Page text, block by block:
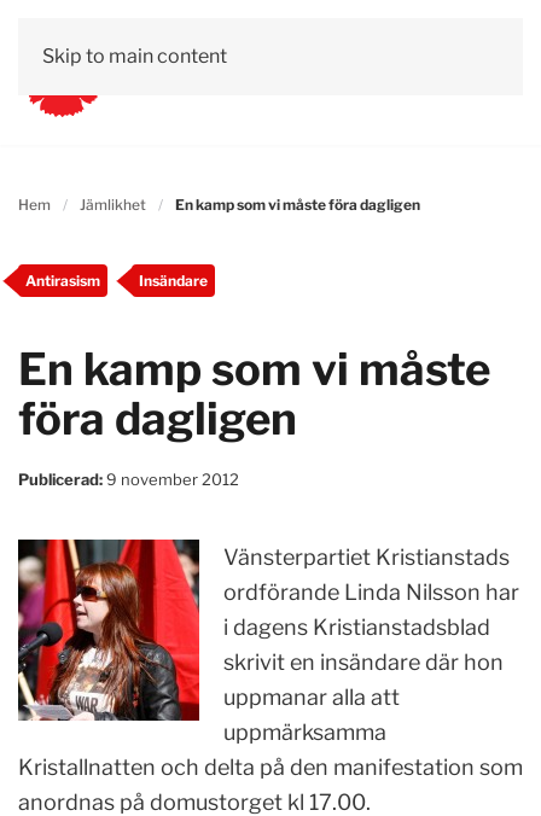
Skip to main content
Hem Jämlikhet En kamp som vi måste föra dagligen
Antirasism Insändare
En kamp som vi måste
föra dagligen
Publicerad:9 november 2012
Vänsterpartiet Kristianstads
ordförande Linda Nilsson har
i dagens Kristianstadsblad
skrivit en insändare där hon
uppmanar alla att
uppmärksamma
Kristallnatten och delta på den manifestation som
anordnas på domustorget kl 17.00.